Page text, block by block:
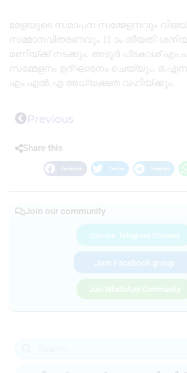
മേളയുടെ സമാപന സമ്മേളനവും
സമ്മാനവിതരണവും 11-ാം തീയതി
മണിയ്ക്ക് നടക്കും. അടൂർ പ്രകാശ്
സമ്മേളനം ഉദ്ഘാടനം ചെയ്യും.
എം.എൽ.എ അധ്യക്ഷത വഹിയ്ക്കും.
Previous
Share this
Facebook Twitter Telegram
Join our community
Join our Telegram Channel
Join Facebook group
Join WhatsApp Community